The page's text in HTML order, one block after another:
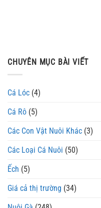
CHUYÊN MỤC BÀI VIẾT
Cá Lóc (4)
Cá Rô (5)
Các Con Vật Nuôi Khác (3)
Các Loại Cá Nuôi (50)
Ếch (5)
Giá cả thị trường (34)